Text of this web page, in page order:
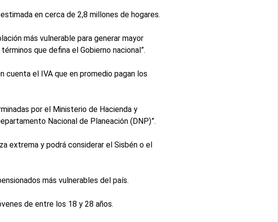
en cerca de 2,8 millones de hogares.
más vulnerable para generar mayor
que defina el Gobierno nacional”.
cuenta el IVA que en promedio pagan los
por el Ministerio de Hacienda y
Nacional de Planeación (DNP)”.
extrema y podrá considerar el Sisbén o el
más vulnerables del país.
de entre los 18 y 28 años.